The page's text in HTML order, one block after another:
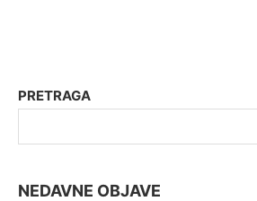
PRETRAGA
NEDAVNE OBJAVE